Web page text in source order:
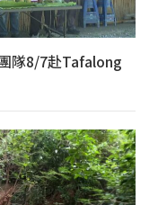
隊8/7赴Tafalong